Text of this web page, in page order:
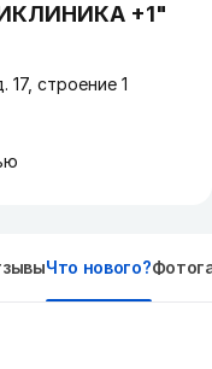
+1"
строение 1
Что нового?